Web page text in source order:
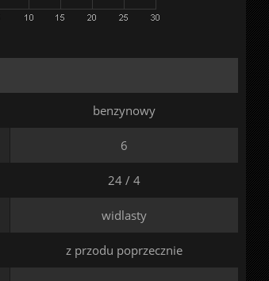
benzynowy
6
24 / 4
widlasty
z przodu poprzecznie